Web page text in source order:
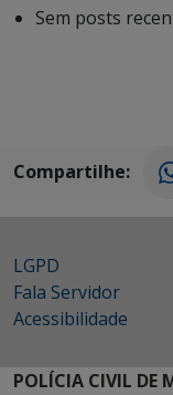
Sem posts
Compartilhe:
LGPD
Fala Servidor
Acessibilidade
POLÍCIA CIVIL DE